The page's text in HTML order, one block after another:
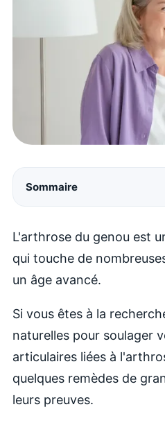
Sommaire
L'arthrose du genou est
qui touche de
un âge avancé.
Si vous êtes à la
naturelles pour soulager
articulaires liées à
quelques remèdes de
leurs preuves.